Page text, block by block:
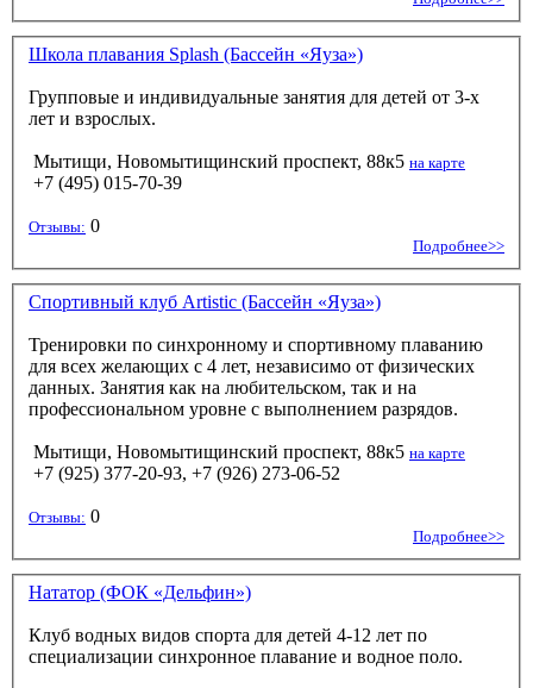
Школа плавания Splash (Бассейн «Яуза»)
Групповые и индивидуальные занятия для детей от 3-х
лет и взрослых.
Мытищи, Новомытищинский проспект, 88к5 на карте
+7 (495) 015-70-39
Отзывы: 0
Подробнее>>
Спортивный клуб Artistic (Бассейн «Яуза»)
Тренировки по синхронному и спортивному плаванию
для всех желающих с 4 лет, независимо от физических
данных. Занятия как на любительском, так и на
профессиональном уровне с выполнением разрядов.
Мытищи, Новомытищинский проспект, 88к5 на карте
+7 (925) 377-20-93, +7 (926) 273-06-52
Отзывы: 0
Подробнее>>
Нататор (ФОК «Дельфин»)
Клуб водных видов спорта для детей 4-12 лет по
специализации синхронное плавание и водное поло.